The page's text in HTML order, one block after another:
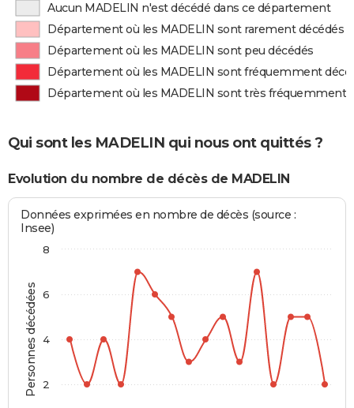
Aucun MADELIN n'est décédé dans ce département
Département où les MADELIN sont rarement décédés
Département où les MADELIN sont peu décédés
Département où les MADELIN sont fréquemment
Département où les MADELIN sont très fréquemment
Qui sont les MADELIN qui nous ont quittés ?
Evolution du nombre de décès de MADELIN
Personnes décédées
Données exprimées en nombre de décès (source :
Insee)
2
4
6
8